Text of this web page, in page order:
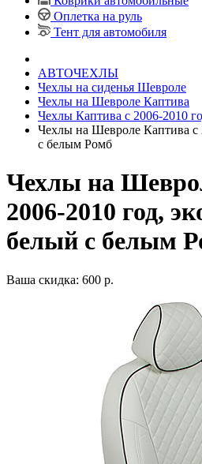
Оплетка на руль
Тент для автомобиля
АВТОЧЕХЛЫ
Чехлы на сиденья Шевроле
Чехлы на Шевроле Каптива
Чехлы Каптива с 2006-2010
Чехлы на Шевроле Каптива с
с белым Ромб
Чехлы на
2006-2010 год,
белый с белым
Ваша скидка: 600 р.